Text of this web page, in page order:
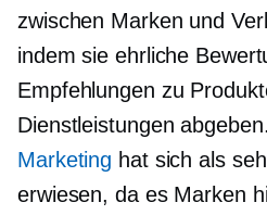
zwischen Marken und
indem sie ehrliche
Empfehlungen zu
Dienstleistungen abgeben.
Marketing hat sich als
erwiesen, da es Marken